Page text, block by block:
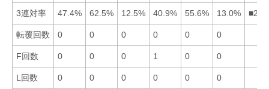
3連対率 47.4% 62.5% 12.5% 40.9% 55.6% 13.0%
転覆回数 0 0 0 0 0 0
F回数 0 0 0 1 0 0
L回数 0 0 0 0 0 0